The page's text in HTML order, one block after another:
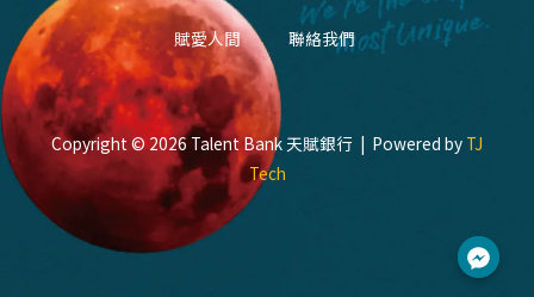
賦愛人間 聯絡我們
Copyright © 2026 Talent Bank 天賦銀行 | Powered by TJ
Tech